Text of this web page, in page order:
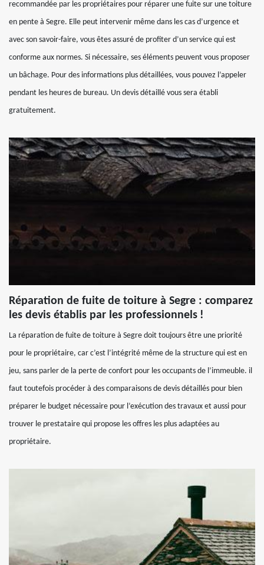
recommandée par les propriétaires pour réparer une fuite sur une toiture
en pente à Segre. Elle peut intervenir même dans les cas d’urgence et
avec son savoir-faire, vous êtes assuré de profiter d’un service qui est
conforme aux normes. Si nécessaire, ses éléments peuvent vous proposer
un bâchage. Pour des informations plus détaillées, vous pouvez l’appeler
pendant les heures de bureau. Un devis détaillé vous sera établi
gratuitement.
Réparation de fuite de toiture à Segre : comparez
les devis établis par les professionnels !
La réparation de fuite de toiture à Segre doit toujours être une priorité
pour le propriétaire, car c’est l’intégrité même de la structure qui est en
jeu, sans parler de la perte de confort pour les occupants de l’immeuble. il
faut toutefois procéder à des comparaisons de devis détaillés pour bien
préparer le budget nécessaire pour l’exécution des travaux et aussi pour
trouver le prestataire qui propose les offres les plus adaptées au
propriétaire.